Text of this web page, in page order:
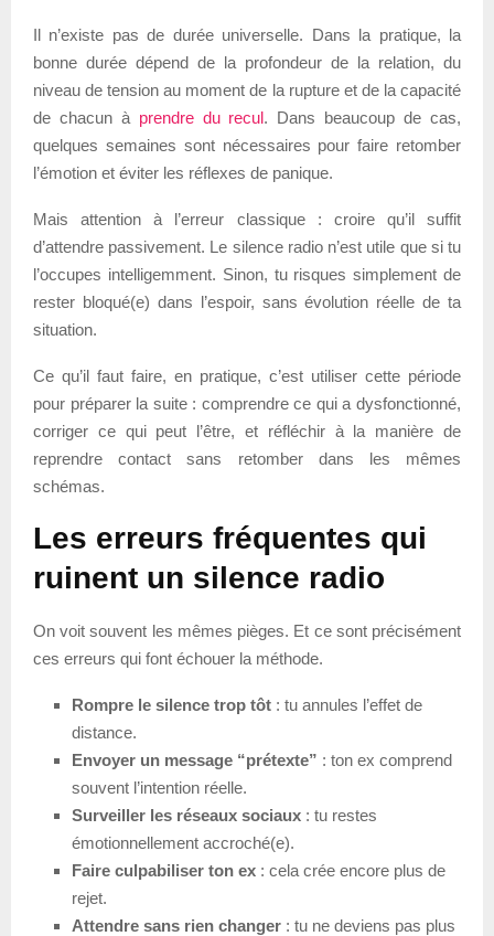
Il n’existe pas de durée universelle. Dans la pratique, la
bonne durée dépend de la profondeur de la relation, du
niveau de tension au moment de la rupture et de la capacité
de chacun à prendre du recul. Dans beaucoup de cas,
quelques semaines sont nécessaires pour faire retomber
l’émotion et éviter les réflexes de panique.
Mais attention à l’erreur classique : croire qu’il suffit
d’attendre passivement. Le silence radio n’est utile que si tu
l’occupes intelligemment. Sinon, tu risques simplement de
rester bloqué(e) dans l’espoir, sans évolution réelle de ta
situation.
Ce qu’il faut faire, en pratique, c’est utiliser cette période
pour préparer la suite : comprendre ce qui a dysfonctionné,
corriger ce qui peut l’être, et réfléchir à la manière de
reprendre contact sans retomber dans les mêmes
schémas.
Les erreurs fréquentes qui
ruinent un silence radio
On voit souvent les mêmes pièges. Et ce sont précisément
ces erreurs qui font échouer la méthode.
Rompre le silence trop tôt : tu annules l’effet de
distance.
Envoyer un message “prétexte” : ton ex comprend
souvent l’intention réelle.
Surveiller les réseaux sociaux : tu restes
émotionnellement accroché(e).
Faire culpabiliser ton ex : cela crée encore plus de
rejet.
Attendre sans rien changer : tu ne deviens pas plus